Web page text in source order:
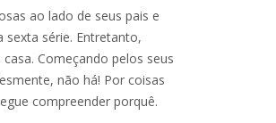
ao lado de seus pais e
sexta série. Entretanto,
Começando pelos seus
não há! Por coisas
compreender porquê.